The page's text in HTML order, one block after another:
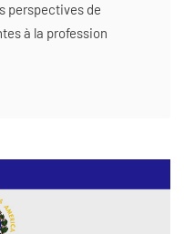
perspectives de
à la profession